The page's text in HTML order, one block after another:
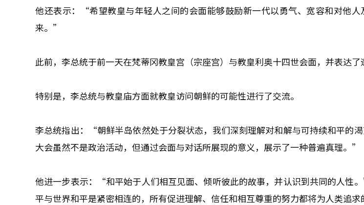
他还表示：“希望教皇与年轻人之间的会面能够鼓励新一代以勇气、宽容和对他人
来。”
此前，李总统于前一天在梵蒂冈教皇宫（宗座宫）与教皇利奥十四世会面，并表达了
特别是，李总统与教皇庙方面就教皇访问朝鲜的可能性进行了交流。
李总统指出：“朝鲜半岛依然处于分裂状态，我们深刻理解对和解与可持续和平的
大会虽然不是政治活动，但通过会面与对话所展现的意义，展示了一种普遍真理。”
他进一步表示：“和平始于人们相互见面、倾听彼此的故事，并认识到共同的人性
平与世界和平是紧密相连的，所有促进理解、信任和相互尊重的努力都将为人类追求